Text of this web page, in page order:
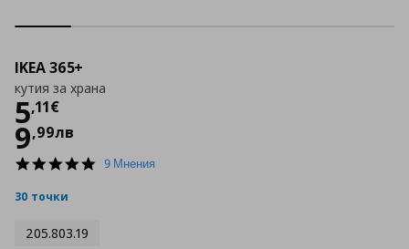
IKEA 365+
кутия за храна
5,11€
Цена
9,99лв
4.9
9 Мнения
30 точки
205.803.19